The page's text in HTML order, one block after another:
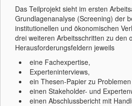
Das Teilprojekt sieht im ersten
Grundlagenanalyse (Screening) der
institutionellen und ökonomischen
drei weiteren Arbeitsschritten zu den
Herausforderungsfeldern jeweils
eine Fachexpertise,
Experteninterviews,
ein Thesen-Papier zu
einen Stakeholder- und
einen Abschlussbericht mit